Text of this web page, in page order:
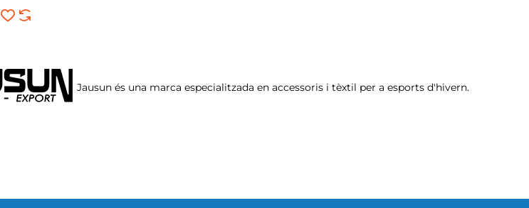
Jausun és una marca especialitzada en accessoris i tèxtil per a esports d'hivern.